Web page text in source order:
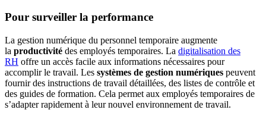
Pour surveiller la performance
La gestion numérique du personnel temporaire augmente
la productivité des employés temporaires. La digitalisation des
RH offre un accès facile aux informations nécessaires pour
accomplir le travail. Les systèmes de gestion numériques peuvent
fournir des instructions de travail détaillées, des listes de contrôle et
des guides de formation. Cela permet aux employés temporaires de
s’adapter rapidement à leur nouvel environnement de travail.